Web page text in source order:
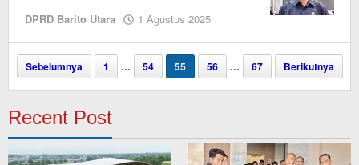
DPRD Barito Utara 1 Agustus 2025
Sebelumnya 1 … 54 55 56 … 67 Berikutnya
Recent Post